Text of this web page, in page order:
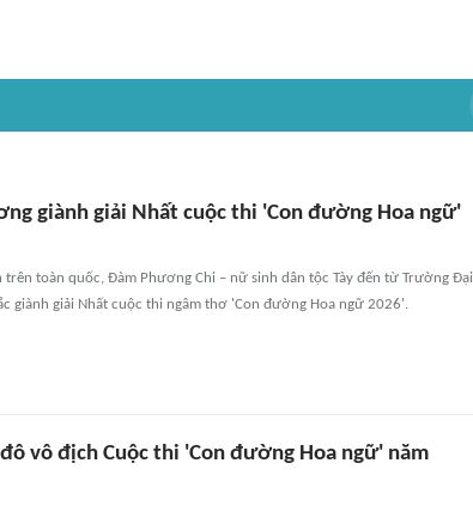
giành giải Nhất cuộc thi 'Con đường Hoa ngữ'
toàn quốc, Đàm Phương Chi – nữ sinh dân tộc Tày đến từ Trường Đại
giành giải Nhất cuộc thi ngâm thơ 'Con đường Hoa ngữ 2026'.
vô địch Cuộc thi 'Con đường Hoa ngữ' năm